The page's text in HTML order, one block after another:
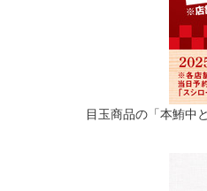
目玉商品の「本鮪中と